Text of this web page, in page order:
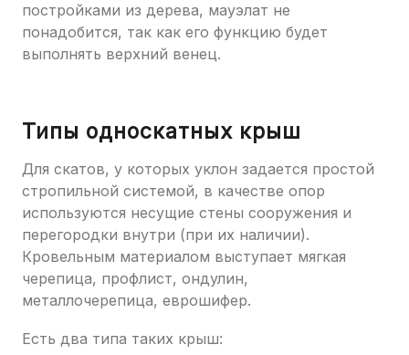
постройками из дерева, мауэлат не
понадобится, так как его функцию будет
выполнять верхний венец.
Типы односкатных крыш
Для скатов, у которых уклон задается простой
стропильной системой, в качестве опор
используются несущие стены сооружения и
перегородки внутри (при их наличии).
Кровельным материалом выступает мягкая
черепица, профлист, ондулин,
металлочерепица, еврошифер.
Есть два типа таких крыш: